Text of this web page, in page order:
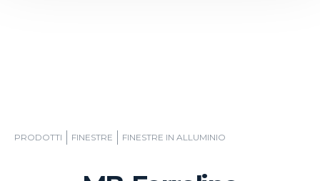
PRODOTTI FINESTRE FINESTRE IN ALLUMINIO